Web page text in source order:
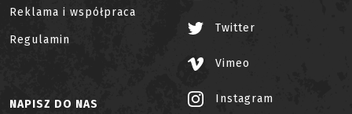
Reklama i współpraca
Regulamin
Twitter
Vimeo
Instagram
NAPISZ DO NAS